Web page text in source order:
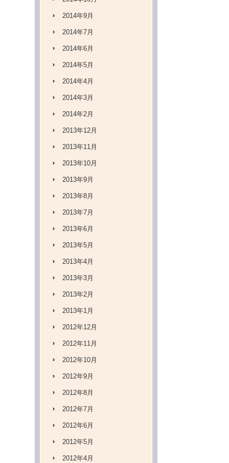
2014年9月
2014年7月
2014年6月
2014年5月
2014年4月
2014年3月
2014年2月
2013年12月
2013年11月
2013年10月
2013年9月
2013年8月
2013年7月
2013年6月
2013年5月
2013年4月
2013年3月
2013年2月
2013年1月
2012年12月
2012年11月
2012年10月
2012年9月
2012年8月
2012年7月
2012年6月
2012年5月
2012年4月